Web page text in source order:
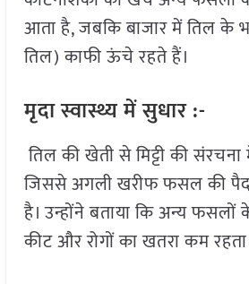
आता है, जबकि बाजार में तिल के
तिल) काफी ऊंचे रहते हैं।
मृदा स्वास्थ्य में सुधार :-
तिल की खेती से मिट्टी की संरचना
जिससे अगली खरीफ फसल की
है। उन्होंने बताया कि अन्य
कीट और रोगों का खतरा कम रहता